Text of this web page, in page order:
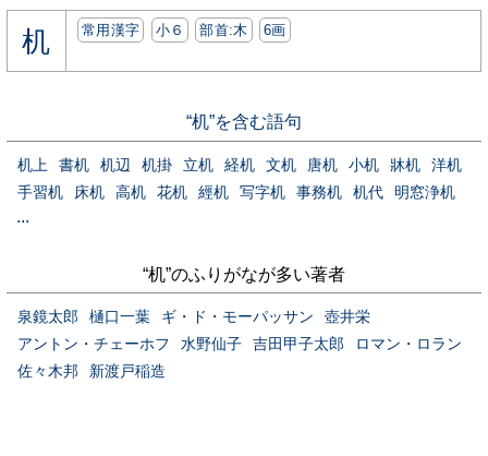
机 常用漢字 小６ 部首:⽊ 6画
“机”を含む語句
机上 書机 机辺 机掛 立机 経机 文机 唐机 小机 牀机
洋机
手習机
床机 高机 花机 經机 写字机 事務机 机代 明窓浄机
...
“机”のふりがなが多い著者
泉鏡太郎 樋口一葉 ギ・ド・モーパッサン
壺井栄
アントン・チェーホフ
水野仙子 吉田甲子太郎
ロマン・ロラン
佐々木邦
新渡戸稲造